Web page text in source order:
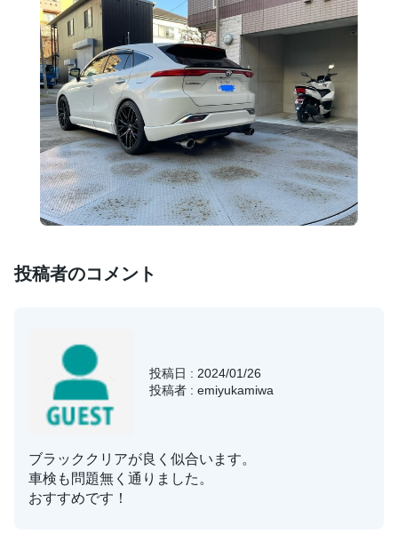
投稿者のコメント
投稿日 : 2024/01/26
投稿者 : emiyukamiwa
ブラッククリアが良く似合います。
車検も問題無く通りました。
おすすめです！